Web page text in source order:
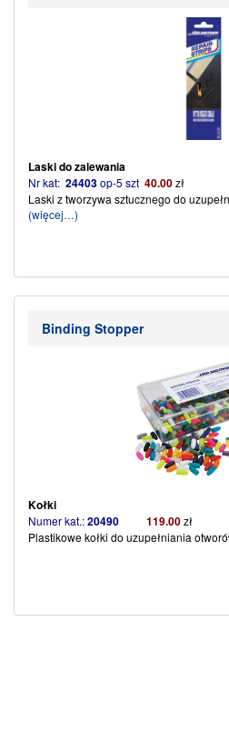
Laski do zalewania
Nr kat: 24403op-5 szt 40.00zł
Laski z tworzywa sztucznego do
(więcej…)
Binding Stopper
Kołki
Numer kat.:20490 119.00zł
Plastikowe kołki do uzupełniania